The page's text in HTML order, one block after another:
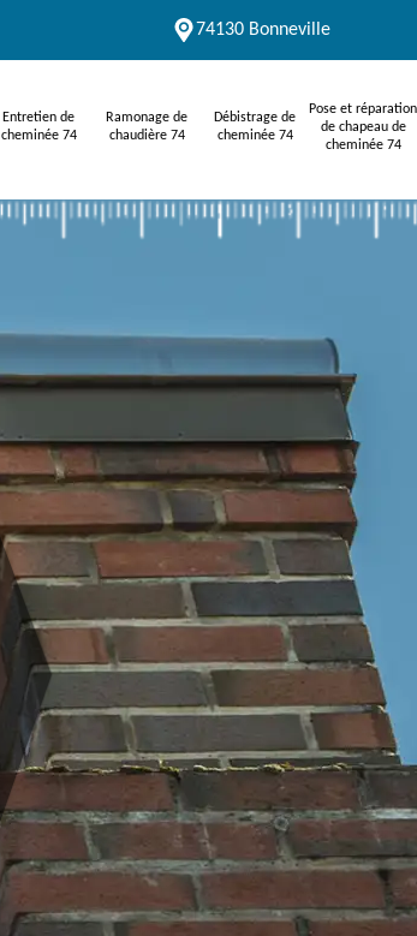
74130 Bonneville
Entretien de
cheminée 74
Ramonage de
chaudière 74
Débistrage de
cheminée 74
Pose et réparation
de chapeau de
cheminée 74